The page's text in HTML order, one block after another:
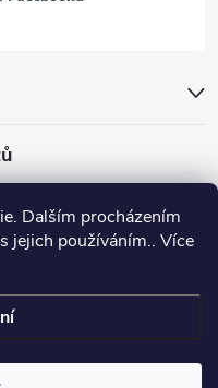
Dalším procházením
jejich používáním.. Více
kávu 53132C8134
práva vyhrazena.